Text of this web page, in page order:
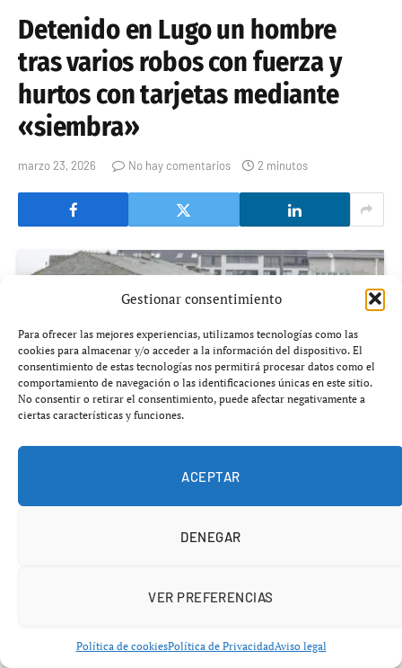
Gestionar consentimiento
Para ofrecer las mejores experiencias, utilizamos tecnologías como las
cookies para almacenar y/o acceder a la información del dispositivo. El
consentimiento de estas tecnologías nos permitirá procesar datos como el
comportamiento de navegación o las identificaciones únicas en este sitio.
No consentir o retirar el consentimiento, puede afectar negativamente a
ciertas características y funciones.
ACEPTAR
DENEGAR
VER PREFERENCIAS
Política de cookiesPolítica de PrivacidadAviso legal
Detenido en Lugo un hombre
tras varios robos con fuerza y
hurtos con tarjetas mediante
«siembra»
marzo 23, 2026 No hay comentarios 2 minutos
Un hombre ha sido arrestado en Lugo tras una serie
hurtos mediante el método de la «siembra», que